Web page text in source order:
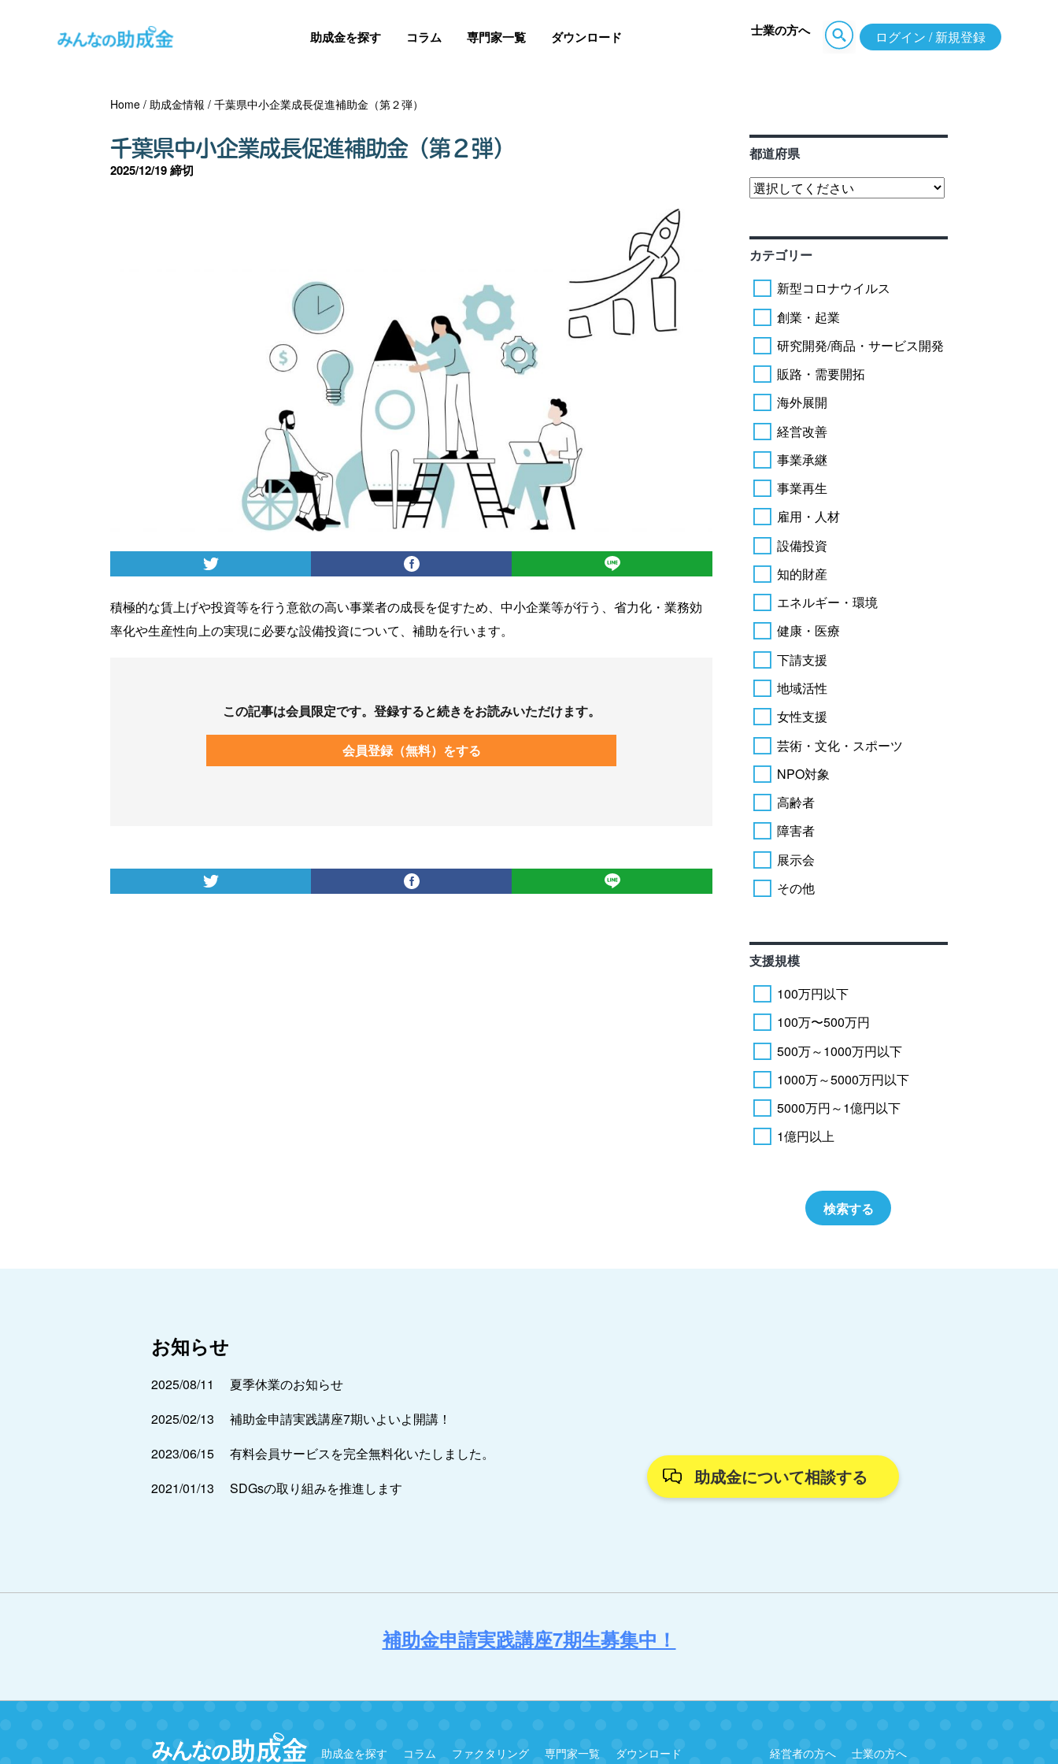
助成金を探す コラム 専門家一覧 ダウンロード 士業の方へ ログイン / 新規登録
Home /助成金情報 /千葉県中小企業成長促進補助金（第２弾）
千葉県中小企業成長促進補助金（第２弾）
2025/12/19 締切
積極的な賃上げや投資等を行う意欲の高い事業者の成長を促すため、中小企業等が行う、省力化・業務効
率化や生産性向上の実現に必要な設備投資について、補助を行います。
この記事は会員限定です。登録すると続きをお読みいただけます。
会員登録（無料）をする
都道府県
カテゴリー
新型コロナウイルス
創業・起業
研究開発/商品・サービス開発
販路・需要開拓
海外展開
経営改善
事業承継
事業再生
雇用・人材
設備投資
知的財産
エネルギー・環境
健康・医療
下請支援
地域活性
女性支援
芸術・文化・スポーツ
NPO対象
高齢者
障害者
展示会
その他
支援規模
100万円以下
100万〜500万円
500万～1000万円以下
1000万～5000万円以下
5000万円～1億円以下
1億円以上
お知らせ
2025/08/11
夏季休業のお知らせ
2025/02/13
補助金申請実践講座7期いよいよ開講！
2023/06/15
有料会員サービスを完全無料化いたしました。
2021/01/13
SDGsの取り組みを推進します
助成金について相談する
補助金申請実践講座7期生募集中！
助成金を探す コラム ファクタリング 専門家一覧 ダウンロード 経営者の方へ 士業の方へ